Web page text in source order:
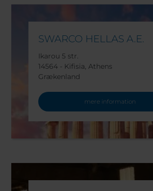
SWARCO HELLAS A.E.
Ikarou 5 str.
14564 - Kifisia, Athens
Grækenland
mere information